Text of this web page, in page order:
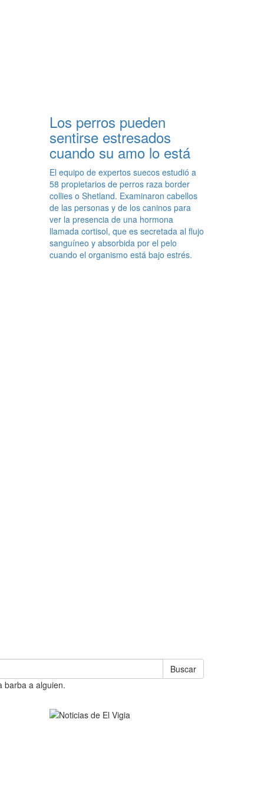
Los perros pueden
sentirse estresados
cuando su amo lo está
El equipo de expertos suecos estudió a
58 propietarios de perros raza border
collies o Shetland. Examinaron cabellos
de las personas y de los caninos para
ver la presencia de una hormona
llamada cortisol, que es secretada al flujo
sanguíneo y absorbida por el pelo
cuando el organismo está bajo estrés.
Buscar
barba a alguien.